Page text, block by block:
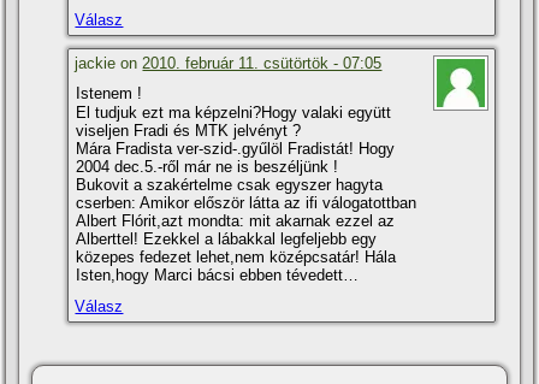
Válasz
jackie on2010. február 11. csütörtök - 07:05
Istenem !
El tudjuk ezt ma képzelni?Hogy valaki együtt
viseljen Fradi és MTK jelvényt ?
Mára Fradista ver-szid-.gyűlöl Fradistát! Hogy
2004 dec.5.-ről már ne is beszéljünk !
Bukovit a szakértelme csak egyszer hagyta
cserben: Amikor először látta az ifi válogatottban
Albert Flórit,azt mondta: mit akarnak ezzel az
Alberttel! Ezekkel a lábakkal legfeljebb egy
közepes fedezet lehet,nem középcsatár! Hála
Isten,hogy Marci bácsi ebben tévedett…
Válasz